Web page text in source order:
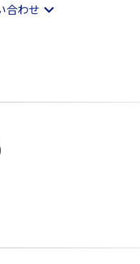
合わせ